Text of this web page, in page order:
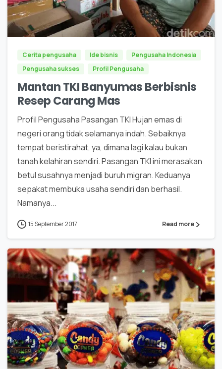
Cerita pengusaha Ide bisnis
Pengusaha Indonesia
Pengusaha sukses
Profil Pengusaha
Mantan TKI Banyumas Berbisnis
Resep Carang Mas
Profil Pengusaha Pasangan TKI Hujan emas di
negeri orang tidak selamanya indah. Sebaiknya
tempat beristirahat, ya, dimana lagi kalau bukan
tanah kelahiran sendiri. Pasangan TKI ini merasakan
betul susahnya menjadi buruh migran. Keduanya
sepakat membuka usaha sendiri dan berhasil.
Namanya...
15 September 2017 Read more